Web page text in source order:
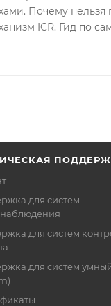
Почему нельзя
ICR. Гид по
для систем
для систем
для систем